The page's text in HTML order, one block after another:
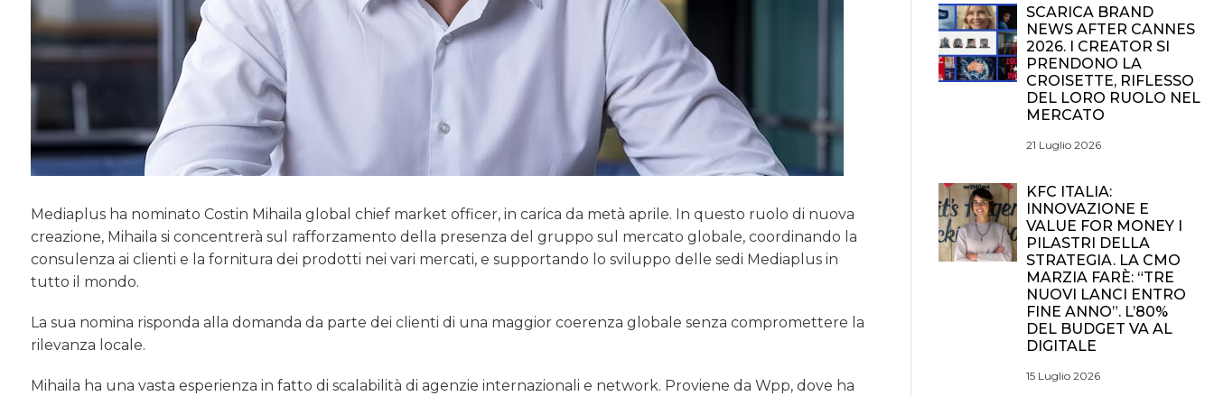
Mediaplus ha nominato Costin Mihaila global chief market officer, in carica da metà aprile. In questo ruolo di nuova
creazione, Mihaila si concentrerà sul rafforzamento della presenza del gruppo sul mercato globale, coordinando la
consulenza ai clienti e la fornitura dei prodotti nei vari mercati, e supportando lo sviluppo delle sedi Mediaplus in
tutto il mondo.
La sua nomina risponda alla domanda da parte dei clienti di una maggior coerenza globale senza compromettere la
rilevanza locale.
Mihaila ha una vasta esperienza in fatto di scalabilità di agenzie internazionali e network. Proviene da Wpp, dove ha
SCARICA BRAND
NEWS AFTER CANNES
2026. I CREATOR SI
PRENDONO LA
CROISETTE, RIFLESSO
DEL LORO RUOLO NEL
MERCATO
21 Luglio 2026
KFC ITALIA:
INNOVAZIONE E
VALUE FOR MONEY I
PILASTRI DELLA
STRATEGIA. LA CMO
MARZIA FARÈ: “TRE
NUOVI LANCI ENTRO
FINE ANNO”. L’80%
DEL BUDGET VA AL
DIGITALE
15 Luglio 2026